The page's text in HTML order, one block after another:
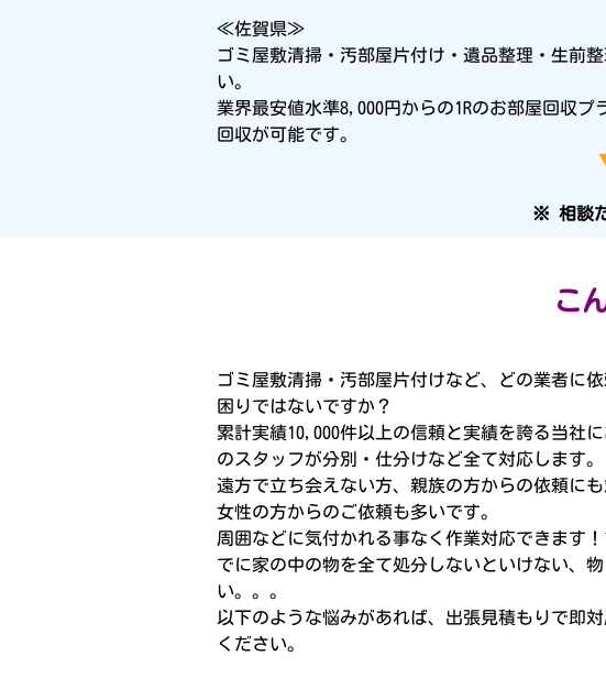
≪佐賀県≫
ゴミ屋敷清掃・汚部屋片付け・遺品整理・生前
い。
業界最安値水準8,000円からの1Rのお部屋回収
回収が可能です。
※ 相談だ
こ
ゴミ屋敷清掃・汚部屋片付けなど、どの業者に
困りではないですか？
累計実績10,000件以上の信頼と実績を誇る当社
のスタッフが分別・仕分けなど全て対応します。
遠方で立ち会えない方、親族の方からの依頼にも
女性の方からのご依頼も多いです。
周囲などに気付かれる事なく作業対応できます
でに家の中の物を全て処分しないといけない、
い。。。
以下のような悩みがあれば、出張見積もりで即
ください。